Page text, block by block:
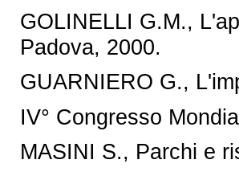
GOLINELLI G.M.,
Padova, 2000.
GUARNIERO G.,
IV° Congresso
MASINI S., Parchi e